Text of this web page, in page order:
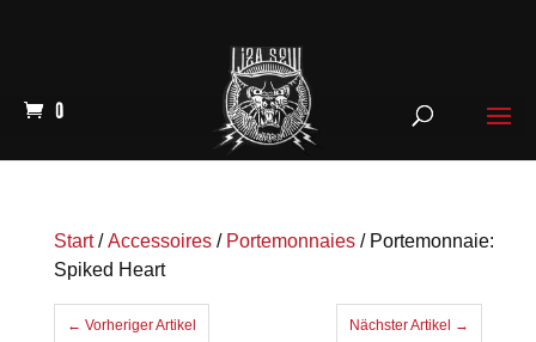
0
Start/Accessoires/ Portemonnaies/ Portemonnaie:
Spiked Heart
← Vorheriger Artikel Nächster Artikel →